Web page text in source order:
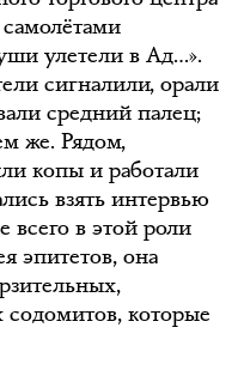
улетели в Ад…».
сигналили, орали
средний палец;
же. Рядом,
копы и работали
взять интервью
всего в этой роли
эпитетов, она
которые